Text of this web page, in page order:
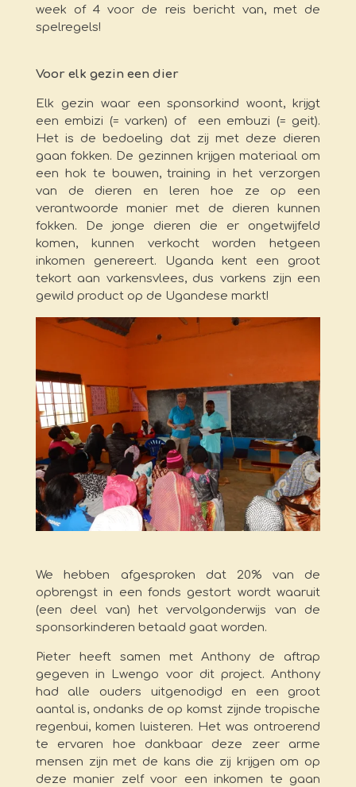
week of 4 voor de reis bericht van, met de
spelregels!
Voor elk gezin een dier
Elk gezin waar een sponsorkind woont, krijgt
een embizi (= varken) of een embuzi (= geit).
Het is de bedoeling dat zij met deze dieren
gaan fokken. De gezinnen krijgen materiaal om
een hok te bouwen, training in het verzorgen
van de dieren en leren hoe ze op een
verantwoorde manier met de dieren kunnen
fokken. De jonge dieren die er ongetwijfeld
komen, kunnen verkocht worden hetgeen
inkomen genereert. Uganda kent een groot
tekort aan varkensvlees, dus varkens zijn een
gewild product op de Ugandese markt!
We hebben afgesproken dat 20% van de
opbrengst in een fonds gestort wordt waaruit
(een deel van) het vervolgonderwijs van de
sponsorkinderen betaald gaat worden.
Pieter heeft samen met Anthony de aftrap
gegeven in Lwengo voor dit project. Anthony
had alle ouders uitgenodigd en een groot
aantal is, ondanks de op komst zijnde tropische
regenbui, komen luisteren. Het was ontroerend
te ervaren hoe dankbaar deze zeer arme
mensen zijn met de kans die zij krijgen om op
deze manier zelf voor een inkomen te gaan